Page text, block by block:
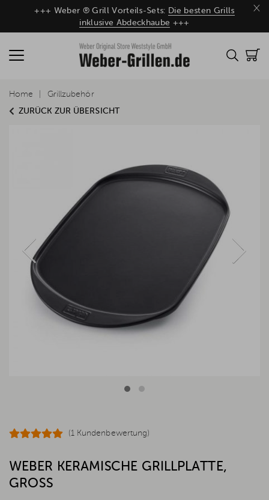
×
+++ Weber ® Grill Vorteils-Sets: Die besten Grills
inklusive Abdeckhaube +++
ZURÜCK ZUR ÜBERSICHT
Home Grillzubehör
(1 Kundenbewertung)
WEBER KERAMISCHE GRILLPLATTE,
GROSS